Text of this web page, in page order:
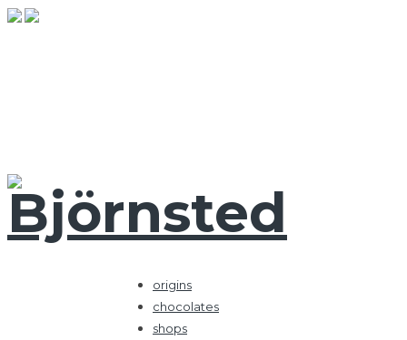
origins
chocolates
shops